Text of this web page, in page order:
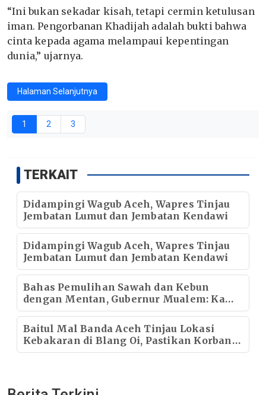
“Ini bukan sekadar kisah, tetapi cermin ketulusan
iman. Pengorbanan Khadijah adalah bukti bahwa
cinta kepada agama melampaui kepentingan
dunia,” ujarnya.
Halaman Selanjutnya
1 2 3
TERKAIT
Didampingi Wagub Aceh, Wapres Tinjau
Jembatan Lumut dan Jembatan Kendawi
Didampingi Wagub Aceh, Wapres Tinjau
Jembatan Lumut dan Jembatan Kendawi
Bahas Pemulihan Sawah dan Kebun
dengan Mentan, Gubernur Mualem: Kami
Butuh Dukungan Pak Menteri
Baitul Mal Banda Aceh Tinjau Lokasi
Kebakaran di Blang Oi, Pastikan Korban
Mendapat Dukungan Kebutuhan Pokok